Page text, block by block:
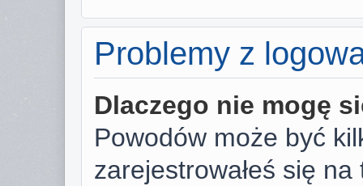
Problemy z
Dlaczego nie mogę
Powodów może być
zarejestrowałeś się